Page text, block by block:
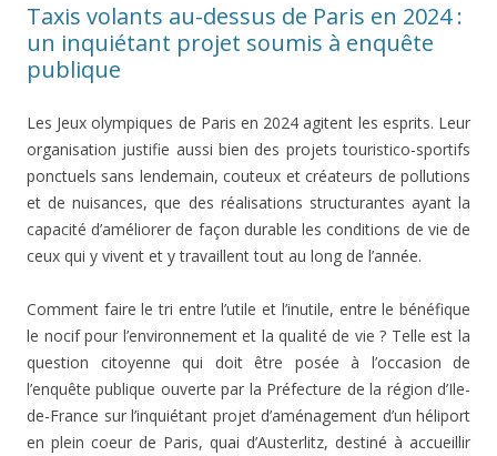
Taxis volants au-dessus de Paris en 2024 :
un inquiétant projet soumis à enquête
publique
Les Jeux olympiques de Paris en 2024 agitent les esprits. Leur
organisation justifie aussi bien des projets touristico-sportifs
ponctuels sans lendemain, couteux et créateurs de pollutions
et de nuisances, que des réalisations structurantes ayant la
capacité d’améliorer de façon durable les conditions de vie de
ceux qui y vivent et y travaillent tout au long de l’année.
Comment faire le tri entre l’utile et l’inutile, entre le bénéfique
le nocif pour l’environnement et la qualité de vie ? Telle est la
question citoyenne qui doit être posée à l’occasion de
l’enquête publique ouverte par la Préfecture de la région d’Ile-
de-France sur l’inquiétant projet d’aménagement d’un héliport
en plein coeur de Paris, quai d’Austerlitz, destiné à accueillir